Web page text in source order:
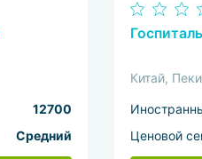
12700
Средний
Китай,
Ценовой